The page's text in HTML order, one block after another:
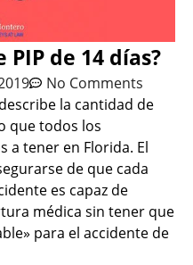
PIP de 14 días?
No Comments
la cantidad de
que todos los
a tener en Florida. El
de que cada
es capaz de
médica sin tener que
para el accidente de